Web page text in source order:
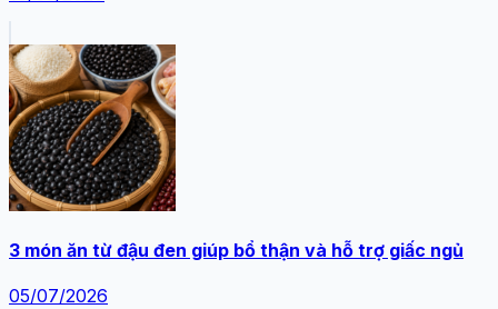
3 món ăn từ đậu đen giúp bổ thận và hỗ trợ giấc ngủ
05/07/2026